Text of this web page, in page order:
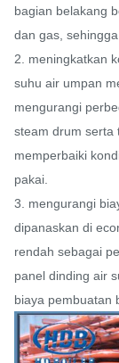
bagian belakang
dan gas,
2. meningkatkan
suhu air umpan
mengurangi
steam drum serta
memperbaiki
pakai.
3. mengurangi
dipanaskan di
rendah sebagai
panel dinding air
biaya pembuatan